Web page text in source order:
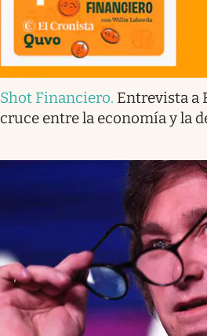
Shot Financiero. Entrevista a
cruce entre la economía y la